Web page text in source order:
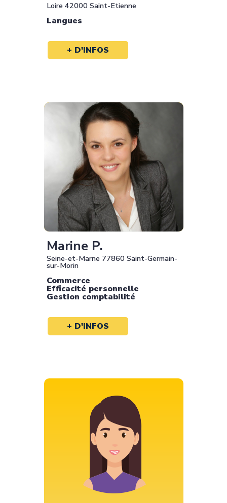
Loire 42000 Saint-Etienne
Langues
+ D'INFOS
Marine P.
Seine-et-Marne 77860 Saint-Germain-
sur-Morin
Commerce
Efficacité personnelle
Gestion comptabilité
+ D'INFOS